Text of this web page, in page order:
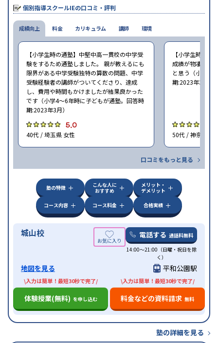
個別指導スクールIEの口コミ・評判
成績向上
【小学生時の通塾】中堅中高一貫校の中学受
験をするため通塾しました。 親が教えるにも
限界がある中学受験独特の算数の問題、中学
受験経験者の講師がついてくださり、達成
し、費用や時間もかけましたが結果良かった
です（小学4〜6年時に子どもが通塾。回答時
期:2023年3月）
5.0
40代 / 埼玉県 女性
【小学生時の通
成績が物凄く悪
と思う（小学6
期:2023年3月）
50代 / 神奈川県
口コミをもっと見る
料金 カリキュラム 講師 環境
塾の特徴
こんな人に
おすすめ
メリット・
デメリット
コース内容
コース料金 合格実績
城山校 電話する 通話料無料
14:00〜21:00（日曜・祝日を除
く）
地図を見る 平和公園駅
\入力は簡単！最短30秒で完了/
体験授業(無料) を申し込む
\入力は簡単！最短30秒で完了/
料金などの資料請求 無料
塾の詳細を見る